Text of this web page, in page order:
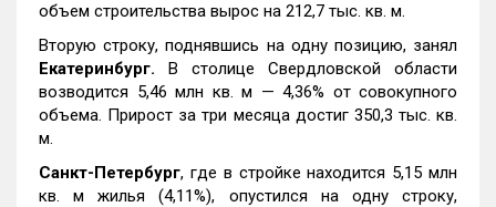
объем строительства вырос на 212,7 тыс. кв. м.
Вторую строку, поднявшись на одну позицию, занял
Екатеринбург. В столице Свердловской области
возводится 5,46 млн кв. м — 4,36% от совокупного
объема. Прирост за три месяца достиг 350,3 тыс. кв.
м.
Санкт-Петербург, где в стройке находится 5,15 млн
кв. м жилья (4,11%), опустился на одну строку,